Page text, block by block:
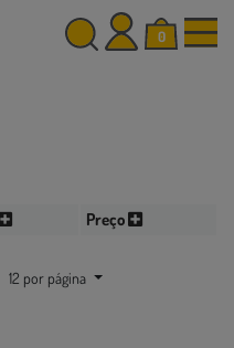
0
Preço
12 por página